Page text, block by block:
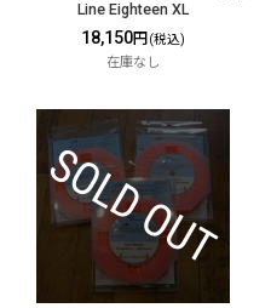
Line Eighteen XL
18,150円 (税込)
在庫なし